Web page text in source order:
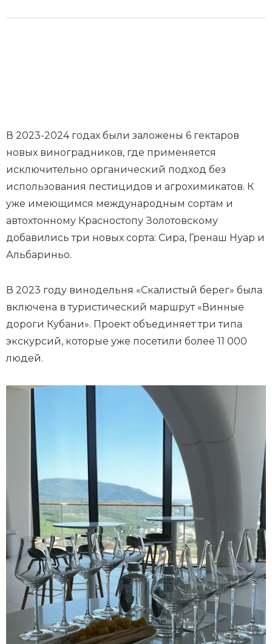
В 2023-2024 годах были заложены 6 гектаров
новых виноградников, где применяется
исключительно органический подход без
использования пестицидов и агрохимикатов. К
уже имеющимся международным сортам и
автохтонному Красностопу Золотовскому
добавились три новых сорта: Сира, Гренаш Нуар и
Альбариньо.
В 2023 году винодельня «Скалистый берег» была
включена в туристический маршрут «Винные
дороги Кубани». Проект объединяет три типа
экскурсий, которые уже посетили более 11 000
людей.